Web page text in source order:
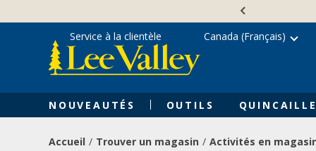
content
NOUVEAUTÉS OUTILS
Service à la clientèle Canada (Français)
Accueil Trouver un magasin Activités en